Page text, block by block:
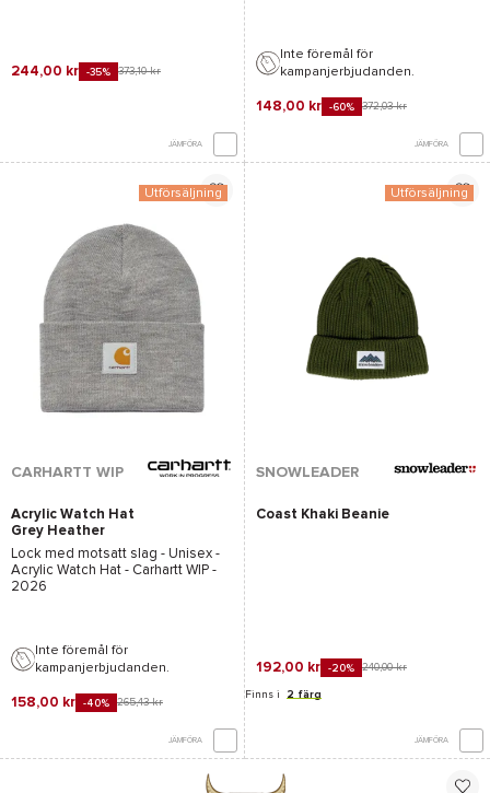
244,00 kr -35% 373,10 kr
JÄMFÖRA
Inte föremål för
kampanjerbjudanden.
148,00 kr -60% 372,03 kr
JÄMFÖRA
Utförsäljning
CARHARTT WIP
Acrylic Watch Hat
Grey Heather
Lock med motsatt slag - Unisex -
Acrylic Watch Hat - Carhartt WIP -
2026
Inte föremål för
kampanjerbjudanden.
158,00 kr -40% 265,43 kr
JÄMFÖRA
Utförsäljning
SNOWLEADER
Coast Khaki Beanie
192,00 kr -20% 240,00 kr
Finns i 2 färg
JÄMFÖRA